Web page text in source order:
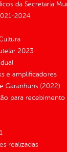
da Secretaria
2024
2023
e amplificadores
Garanhuns (2022)
para
realizadas